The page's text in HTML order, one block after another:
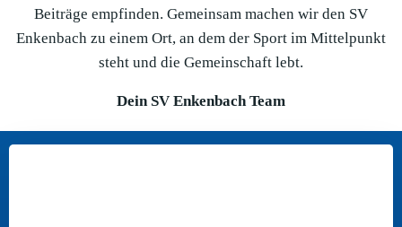
Beiträge empfinden. Gemeinsam machen wir den SV
Enkenbach zu einem Ort, an dem der Sport im Mittelpunkt
steht und die Gemeinschaft lebt.
Dein SV Enkenbach Team